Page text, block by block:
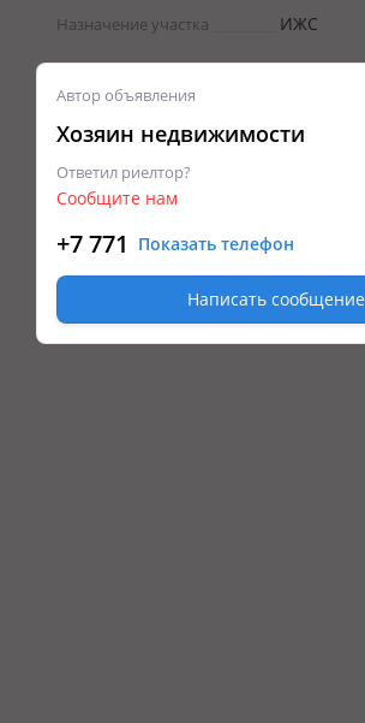
Назначение участка ИЖС
Автор объявления
Хозяин недвижимости
Ответил риелтор?
Сообщите нам
+7 771 Показать телефон
Написать сообщение